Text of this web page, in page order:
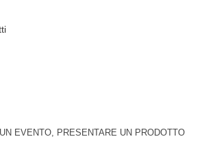
EVENTO, PRESENTARE UN PRODOTTO